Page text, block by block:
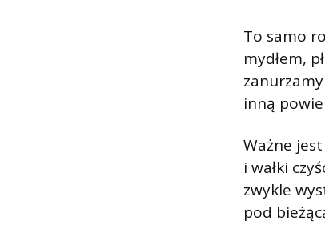
To samo
mydłem,
inną
Ważne
i wałki
zwykle
pod